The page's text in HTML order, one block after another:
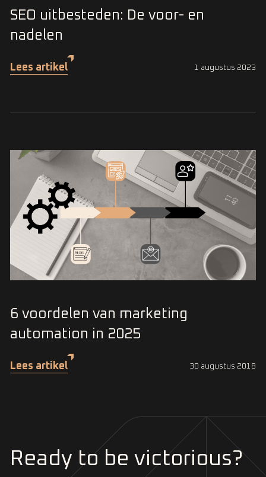
SEO uitbesteden: De voor- en
nadelen
Lees artikel 1 augustus 2023
6 voordelen van marketing
automation in 2025
Lees artikel 30 augustus 2018
Ready to be victorious?